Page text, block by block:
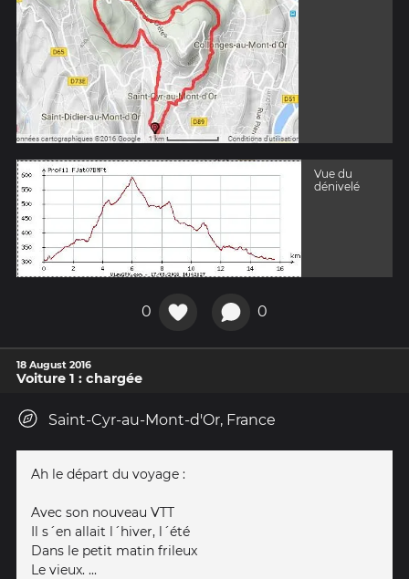
Vue du
dénivelé
0 0
18 August 2016
Voiture 1 : chargée
Saint-Cyr-au-Mont-d'Or, France
Ah le départ du voyage :
Avec son nouveau VTT
Il s´en allait l´hiver, l´été
Dans le petit matin frileux
Le vieux. ...